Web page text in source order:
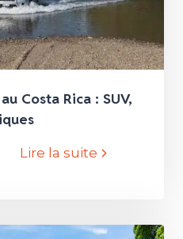
Costa Rica : SUV,
Lire la suite